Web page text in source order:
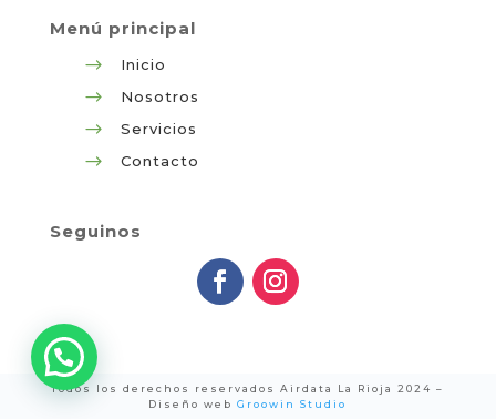
Menú principal
$
Inicio
$ Nosotros
$ Servicios
$ Contacto
Seguinos
Todos los derechos reservados Airdata La Rioja 2024 –
Diseño webGroowin Studio